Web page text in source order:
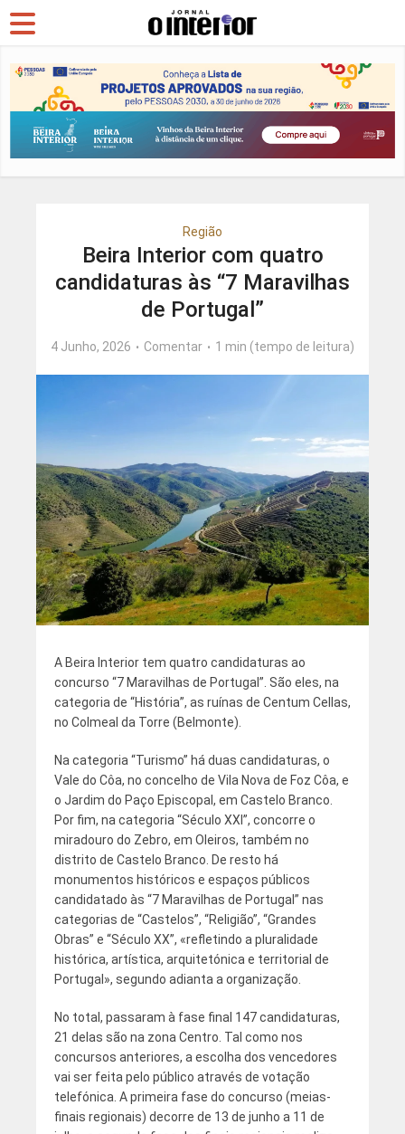
Região
Beira Interior com quatro
candidaturas às “7 Maravilhas
de Portugal”
4 Junho, 2026 Comentar 1 min (tempo de leitura)
A Beira Interior tem quatro candidaturas ao
concurso “7 Maravilhas de Portugal”. São eles, na
categoria de “História”, as ruínas de Centum Cellas,
no Colmeal da Torre (Belmonte).
Na categoria “Turismo” há duas candidaturas, o
Vale do Côa, no concelho de Vila Nova de Foz Côa, e
o Jardim do Paço Episcopal, em Castelo Branco.
Por fim, na categoria “Século XXI”, concorre o
miradouro do Zebro, em Oleiros, também no
distrito de Castelo Branco. De resto há
monumentos históricos e espaços públicos
candidatado às “7 Maravilhas de Portugal” nas
categorias de “Castelos”, “Religião”, “Grandes
Obras” e “Século XX”, «refletindo a pluralidade
histórica, artística, arquitetónica e territorial de
Portugal», segundo adianta a organização.
No total, passaram à fase final 147 candidaturas,
21 delas são na zona Centro. Tal como nos
concursos anteriores, a escolha dos vencedores
vai ser feita pelo público através de votação
telefónica. A primeira fase do concurso (meias-
finais regionais) decorre de 13 de junho a 11 de